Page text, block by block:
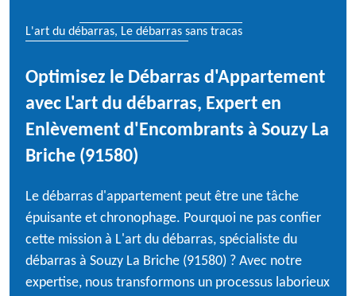
L'art du débarras, Le débarras sans tracas
Optimisez le Débarras d'Appartement
avec L'art du débarras, Expert en
Enlèvement d'Encombrants à Souzy La
Briche (91580)
Le débarras d'appartement peut être une tâche
épuisante et chronophage. Pourquoi ne pas confier
cette mission à L'art du débarras, spécialiste du
débarras à Souzy La Briche (91580) ? Avec notre
expertise, nous transformons un processus laborieux